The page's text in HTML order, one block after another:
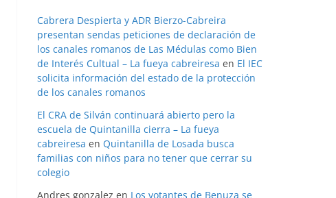
Cabrera Despierta y ADR Bierzo-Cabreira
presentan sendas peticiones de declaración de
los canales romanos de Las Médulas como Bien
de Interés Cultual – La fueya cabreiresa en El IEC
solicita información del estado de la protección
de los canales romanos
El CRA de Silván continuará abierto pero la
escuela de Quintanilla cierra – La fueya
cabreiresa en Quintanilla de Losada busca
familias con niños para no tener que cerrar su
colegio
Andres gonzalez en Los votantes de Benuza se